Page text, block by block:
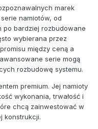
marek
namiotów, od
po bardziej rozbudowane
wybierana przez
między ceną a
serie mogą
rozbudowę systemu.
premium. Jej namioty
wykonania, trwałość i
chcą zainwestować w
konstrukcji.